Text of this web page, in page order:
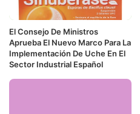
El Consejo De Ministros
Aprueba El Nuevo Marco Para La
Implementación De Uche En El
Sector Industrial Español